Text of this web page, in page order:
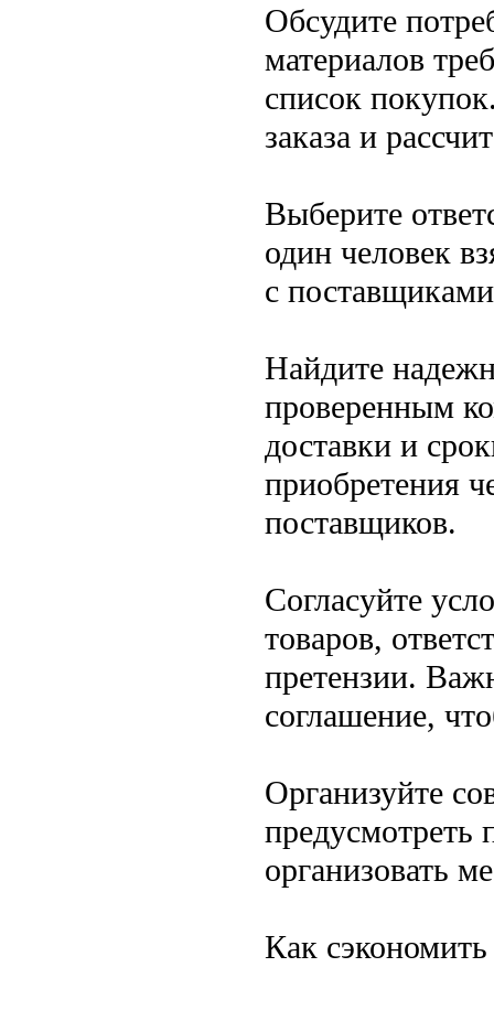
Обсудите
материалов
список
заказа и
Выберите
один человек
с
Найдите
проверенным
доставки и
приобретения
поставщиков.
Согласуйте
товаров,
претензии.
соглашение,
Организуйте
предусмотреть
организовать
Как